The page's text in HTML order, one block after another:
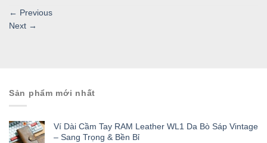
← Previous
Next →
Sản phẩm mới nhất
Ví Dài Cầm Tay RAM Leather WL1 Da Bò Sáp Vintage
– Sang Trọng & Bền Bỉ